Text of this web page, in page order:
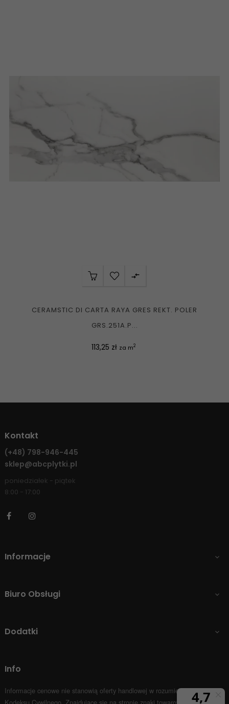

CERAMSTIC DI CARTA RAYA GRES REKT. POLER
GRS.251A.P...
Cena
113,25 zł za m2
Kontakt
(+48) 798-946-445
sklep@abcplytki.pl
poniedziałek - piątek
8:00 - 17:00
Facebook
Informacje 
Biuro Obsługi 
Dodatki 
Info
Informacje cenowe nie stanowią oferty handlowej w rozumieniu Art.66 par.1
Kodeksu Cywilnego. Znajdujące się na stronie znaki towarowe i nazwy firm